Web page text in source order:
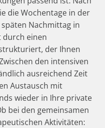
die Wochentage in der
Nachmittag in
durch einen
der Ihnen
den intensiven
ausreichend Zeit
Austausch mit
wieder in Ihre private
bei den gemeinsamen
Aktivitäten: